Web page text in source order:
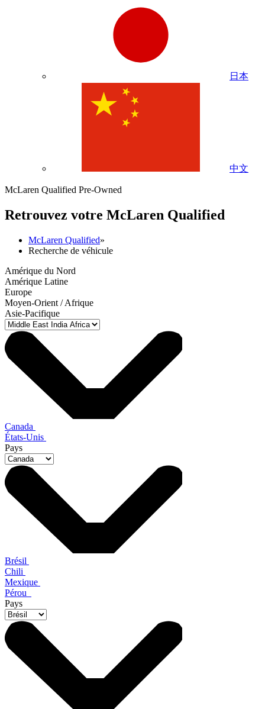
日本
中文
McLaren Qualified Pre-Owned
Retrouvez votre McLaren Qualified
McLaren Qualified»
Recherche de véhicule
Amérique du Nord
Amérique Latine
Europe
Moyen-Orient / Afrique
Asie-Pacifique
Canada
États-Unis
Pays
Brésil
Chili
Mexique
Pérou
Pays